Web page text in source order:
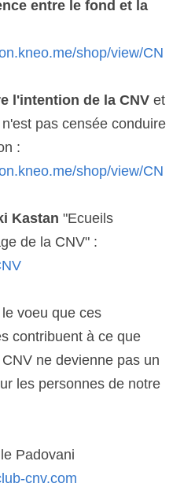
entre le fond et la
shop/view/CN
l'intention de la CNV et
pas censée conduire
shop/view/CN
Kastan "Ecueils
voeu que ces
contribuent à ce que
ne devienne pas un
les personnes de notre
Padovani
cnv.com